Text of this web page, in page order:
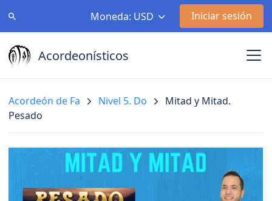
Moneda: USD Iniciar sesión
Acordeonísticos
Acordeón de Fa Nivel 5. Do
Mitad y Mitad.
Pesado